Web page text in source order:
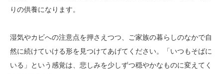
りの供養になります。
湿気やカビへの注意点を押さえつつ、ご家族の暮らしのなかで自
然に続けていける形を見つけてあげてください。「いつもそばに
いる」という感覚は、悲しみを少しずつ穏やかなものに変えてく